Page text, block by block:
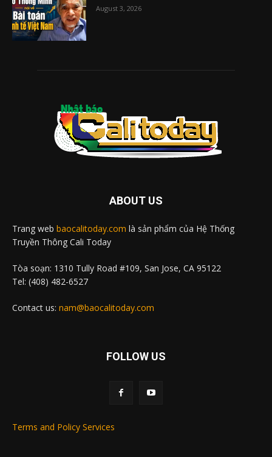
August 3, 2026
ABOUT US
Trang web baocalitoday.com là sản phẩm của Hệ Thống
Truyền Thông Cali Today
Tòa soạn: 1310 Tully Road #109, San Jose, CA 95122
Tel: (408) 482-6527
Contact us: nam@baocalitoday.com
FOLLOW US
Terms and Policy Services